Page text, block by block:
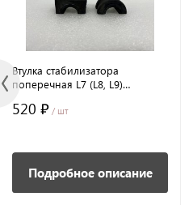
Втулка стабилизатора
поперечная L7 (L8, L9)
520 ₽ / шт
Подробное описание